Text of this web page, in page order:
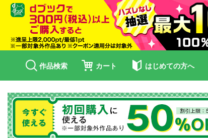
作品検索 カート はじめての方へ